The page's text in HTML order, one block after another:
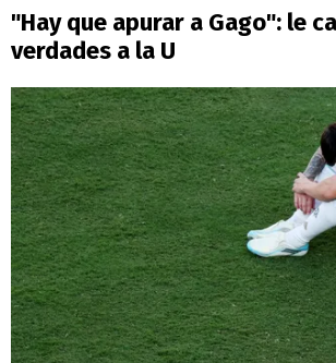
"Hay que apurar a Gago": le
verdades a la U